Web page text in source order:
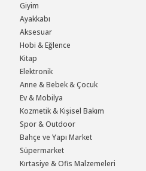
Giyim
Ayakkabı
Aksesuar
Hobi & Eğlence
Kitap
Elektronik
Anne & Bebek & Çocuk
Ev & Mobilya
Kozmetik & Kişisel Bakım
Spor & Outdoor
Bahçe ve Yapı Market
Süpermarket
Kırtasiye & Ofis Malzemeleri